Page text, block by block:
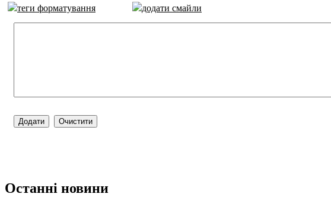
теги форматування додати смайли
Останні новини